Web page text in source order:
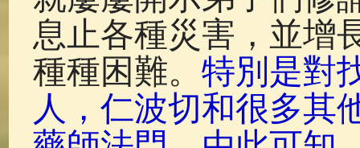
息止各種災害，並增
種種困難。 特別是對
人，仁波切和很多其